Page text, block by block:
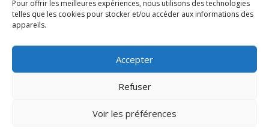
Pour offrir les meilleures expériences, nous utilisons des technologies
telles que les cookies pour stocker et/ou accéder aux informations des
appareils.
Accepter
Refuser
Voir les préférences
Site web réalisé par l'agence de communication